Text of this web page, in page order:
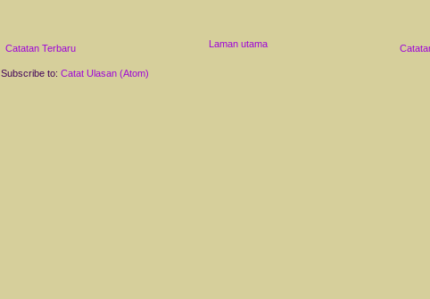
Catatan Terbaru Laman utama
Subscribe to: Catat Ulasan (Atom)